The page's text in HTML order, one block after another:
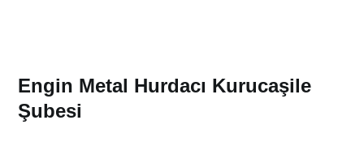
Engin Metal Hurdacı Kurucaşile
Şubesi